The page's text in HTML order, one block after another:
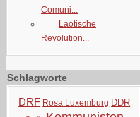
Comuni...
Laotische
Revolution...
Schlagworte
DRF Rosa Luxemburg DDR